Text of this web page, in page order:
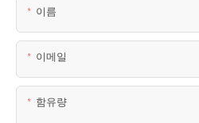
이름
이메일
함유량